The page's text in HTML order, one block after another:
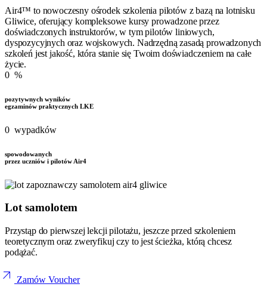
​Air4™ to nowoczesny ośrodek szkolenia pilotów z bazą na lotnisku
Gliwice, oferujący kompleksowe kursy prowadzone przez
doświadczonych instruktorów, w tym pilotów liniowych,
dyspozycyjnych oraz wojskowych. Nadrzędną zasadą prowadzonych
szkoleń jest jakość, która stanie się Twoim doświadczeniem na całe
życie.
0 %
pozytywnych wyników
egzaminów praktycznych LKE
0 wypadków
spowodowanych
przez uczniów i pilotów Air4
Lot samolotem
Przystąp do pierwszej lekcji pilotażu, jeszcze przed szkoleniem
teoretycznym oraz zweryfikuj czy to jest ścieżka, którą chcesz
podążać.
arrow_outward Zamów Voucher